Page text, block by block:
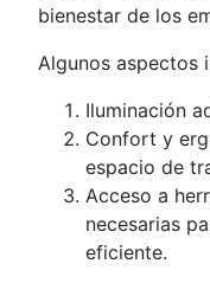
bienestar de los
Algunos aspectos
Iluminación
Confort y
espacio de
Acceso a
necesarias
eficiente.